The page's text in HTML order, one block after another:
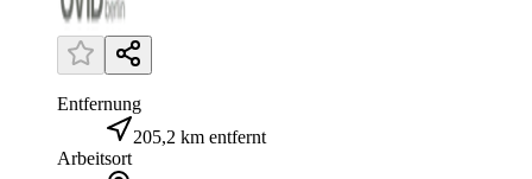
Entfernung
205,2 km entfernt
Arbeitsort